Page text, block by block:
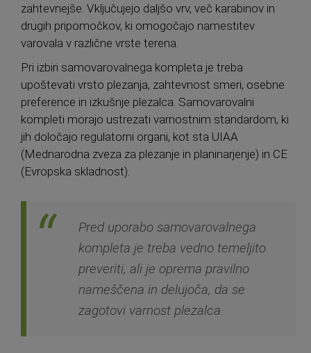
zahtevnejše. Vključujejo daljšo vrv, več karabinov in
drugih pripomočkov, ki omogočajo namestitev
varovala v različne vrste terena.
Pri izbiri samovarovalnega kompleta je treba
upoštevati vrsto plezanja, zahtevnost smeri, osebne
preference in izkušnje plezalca. Samovarovalni
kompleti morajo ustrezati varnostnim standardom, ki
jih določajo regulatorni organi, kot sta UIAA
(Mednarodna zveza za plezanje in planinarjenje) in CE
(Evropska skladnost).
Pred uporabo samovarovalnega
kompleta je treba vedno temeljito
preveriti, ali je oprema pravilno
nameščena in delujoča, da se
zagotovi varnost plezalca.